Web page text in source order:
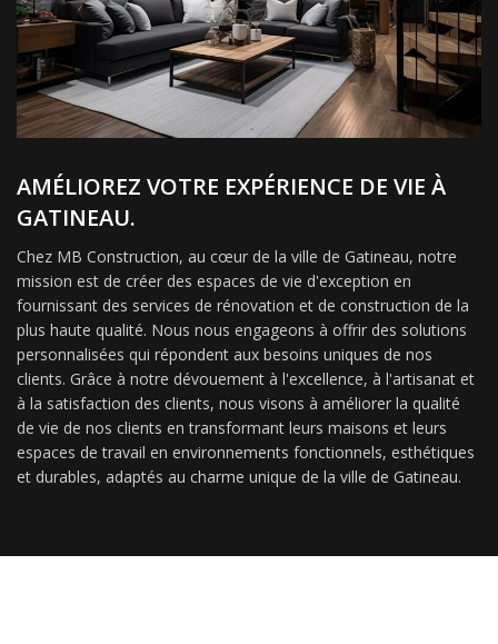
AMÉLIOREZ VOTRE EXPÉRIENCE DE VIE À
GATINEAU.
Chez MB Construction, au cœur de la ville de Gatineau, notre
mission est de créer des espaces de vie d'exception en
fournissant des services de rénovation et de construction de la
plus haute qualité. Nous nous engageons à offrir des solutions
personnalisées qui répondent aux besoins uniques de nos
clients. Grâce à notre dévouement à l'excellence, à l'artisanat et
à la satisfaction des clients, nous visons à améliorer la qualité
de vie de nos clients en transformant leurs maisons et leurs
espaces de travail en environnements fonctionnels, esthétiques
et durables, adaptés au charme unique de la ville de Gatineau.